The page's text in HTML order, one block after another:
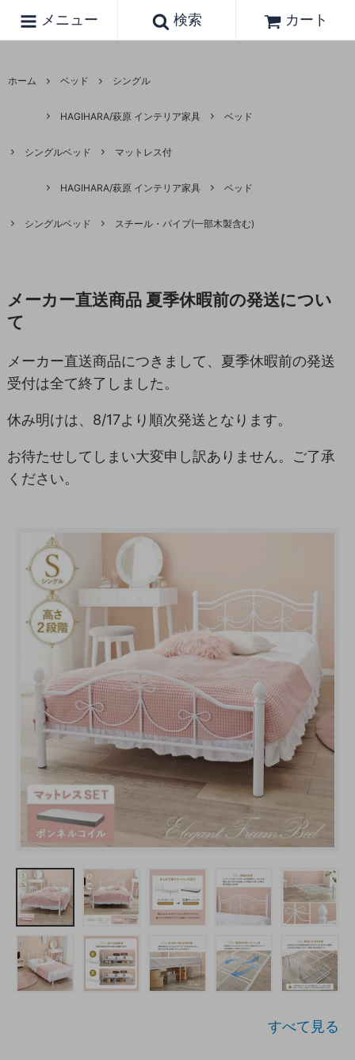
メニュー 検索 カート
ホーム ベッド シングル
HAGIHARA/萩原 インテリア家具 ベッド
シングルベッド マットレス付
HAGIHARA/萩原 インテリア家具 ベッド
シングルベッド スチール・パイプ(一部木製含む)
メーカー直送商品 夏季休暇前の発送につい
て
メーカー直送商品につきまして、夏季休暇前の発送
受付は全て終了しました。
休み明けは、8/17より順次発送となります。
お待たせしてしまい大変申し訳ありません。ご了承
ください。
すべて見る